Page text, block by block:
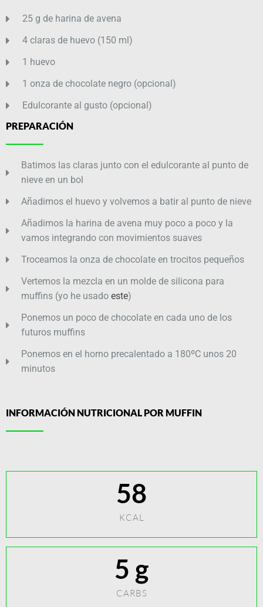
25 g de harina de avena
4 claras de huevo (150 ml)
1 huevo
1 onza de chocolate negro (opcional)
Edulcorante al gusto (opcional)
PREPARACIÓN
Batimos las claras junto con el edulcorante al punto de
nieve en un bol
Añadimos el huevo y volvemos a batir al punto de nieve
Añadimos la harina de avena muy poco a poco y la
vamos integrando con movimientos suaves
Troceamos la onza de chocolate en trocitos pequeños
Vertemos la mezcla en un molde de silicona para
muffins (yo he usadoeste)
Ponemos un poco de chocolate en cada uno de los
futuros muffins
Ponemos en el horno precalentado a 180ºC unos 20
minutos
INFORMACIÓN NUTRICIONAL POR MUFFIN
KCAL
58
CARBS
5 g